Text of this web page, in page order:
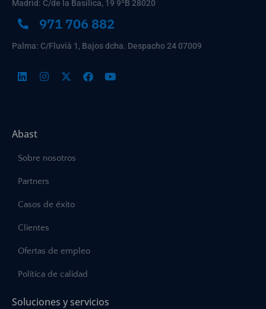
Madrid: C/de la Basílica, 19 9ºB 28020
971 706 882
Palma: C/Fluvià 1, Bajos dcha. Despacho 24 07009
Abast
Sobre nosotros
Partners
Casos de éxito
Clientes
Ofertas de empleo
Política de calidad
Soluciones y servicios